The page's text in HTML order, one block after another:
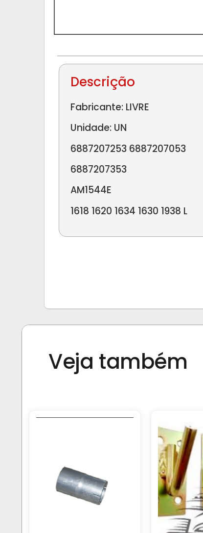
Descrição
Fabricante: LIVRE
Unidade: UN
6887207253 6887207053
6887207353
AM1544E
1618 1620 1634 1630 1938 L
Veja também